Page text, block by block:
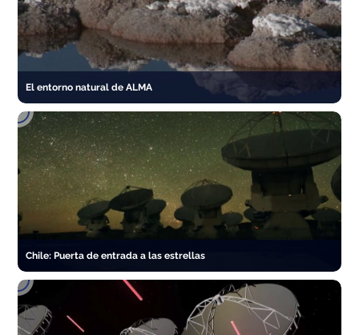
El entorno natural de ALMA
Chile: Puerta de entrada a las estrellas